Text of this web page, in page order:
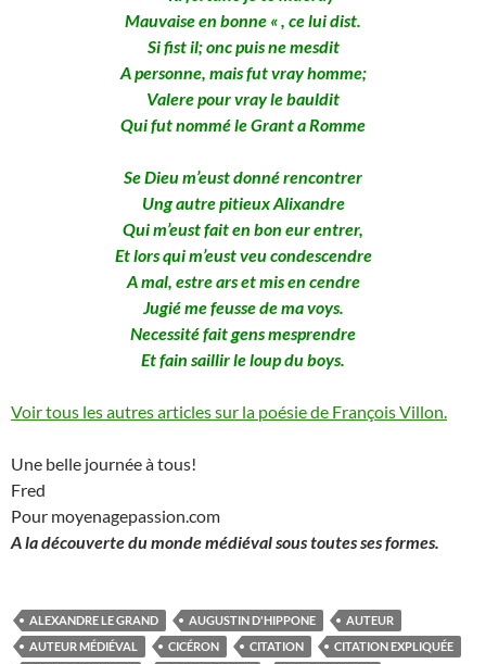
Mauvaise en bonne « , ce lui dist.
Si fist il; onc puis ne mesdit
A personne, mais fut vray homme;
Valere pour vray le bauldit
Qui fut nommé le Grant a Romme
Se Dieu m’eust donné rencontrer
Ung autre pitieux Alixandre
Qui m’eust fait en bon eur entrer,
Et lors qui m’eust veu condescendre
A mal, estre ars et mis en cendre
Jugié me feusse de ma voys.
Necessité fait gens mesprendre
Et fain saillir le loup du boys.
Voir tous les autres articles sur la poésie de François Villon.
Une belle journée à tous!
Fred
Pour moyenagepassion.com
A la découverte du monde médiéval sous toutes ses formes.
ALEXANDRE LE GRAND AUGUSTIN D'HIPPONE
AUTEUR
AUTEUR MÉDIÉVAL
CICÉRON CITATION
CITATION EXPLIQUÉE